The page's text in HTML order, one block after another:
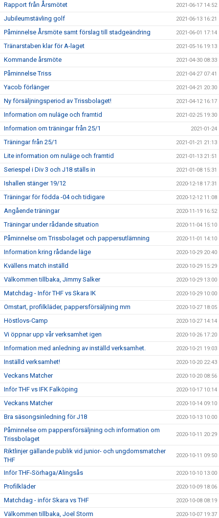
Rapport från Årsmötet 2021-06-17 14:52
Jubileumstävling golf 2021-06-13 16:21
Påminnelse Årsmöte samt förslag till stadgeändring 2021-06-01 17:14
Tränarstaben klar för A-laget 2021-05-16 19:13
Kommande årsmöte 2021-04-30 08:33
Påminnelse Triss 2021-04-27 07:41
Yacob förlänger 2021-04-21 20:30
Ny försäljningsperiod av Trissbolaget! 2021-04-12 16:17
Information om nuläge och framtid 2021-02-25 19:30
Information om träningar från 25/1 2021-01-24
Träningar från 25/1 2021-01-21 21:13
Lite information om nuläge och framtid 2021-01-13 21:51
Seriespel i Div 3 och J18 ställs in 2021-01-08 15:31
Ishallen stänger 19/12 2020-12-18 17:31
Träningar för födda -04 och tidigare 2020-12-12 11:08
Angående träningar 2020-11-19 16:52
Träningar under rådande situation 2020-11-04 15:10
Påminnelse om Trissbolaget och pappersutlämning 2020-11-01 14:10
Information kring rådande läge 2020-10-29 20:40
Kvällens match inställd 2020-10-29 15:29
Välkommen tillbaka, Jimmy Salker 2020-10-29 13:00
Matchdag - Inför THF vs Skara IK 2020-10-29 10:00
Omstart, profilkläder, pappersförsäljning mm 2020-10-27 18:05
Höstlovs-Camp 2020-10-27 14:14
Vi öppnar upp vår verksamhet igen 2020-10-26 17:20
Information med anledning av inställd verksamhet. 2020-10-21 19:03
Inställd verksamhet! 2020-10-20 22:43
Veckans Matcher 2020-10-20 08:56
Inför THF vs IFK Falköping 2020-10-17 10:14
Veckans Matcher 2020-10-14 09:10
Bra säsongsinledning för J18 2020-10-13 10:00
Påminnelse om pappersförsäljning och information om
Trissbolaget
2020-10-11 20:29
Riktlinjer gällande publik vid junior- och ungdomsmatcher
THF
2020-10-11 09:50
Inför THF-Sörhaga/Alingsås 2020-10-10 13:00
Profilkläder 2020-10-09 18:06
Matchdag - inför Skara vs THF 2020-10-08 08:19
Välkommen tillbaka, Joel Storm 2020-10-07 19:37